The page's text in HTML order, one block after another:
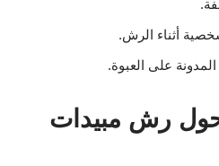
أثناء الرش.
المدونة على العبوة.
حول رش مبيدات